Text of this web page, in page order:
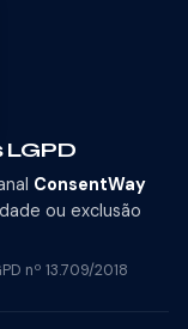
ConsentWay
ou exclusão
nº 13.709/2018